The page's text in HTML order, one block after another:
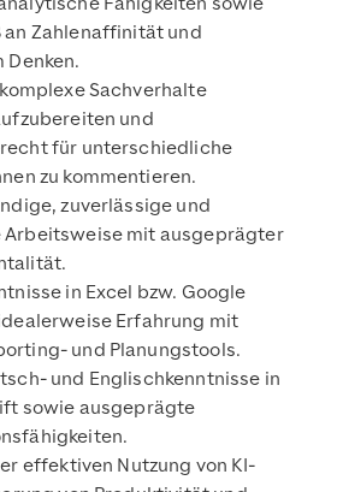
an Zahlenaffinität und
Sachverhalte
und
für unterschiedliche
zu kommentieren.
zuverlässige und
mit ausgeprägter
in Excel bzw. Google
Erfahrung mit
und Planungstools.
und Englischkenntnisse in
sowie ausgeprägte
effektiven Nutzung von KI-